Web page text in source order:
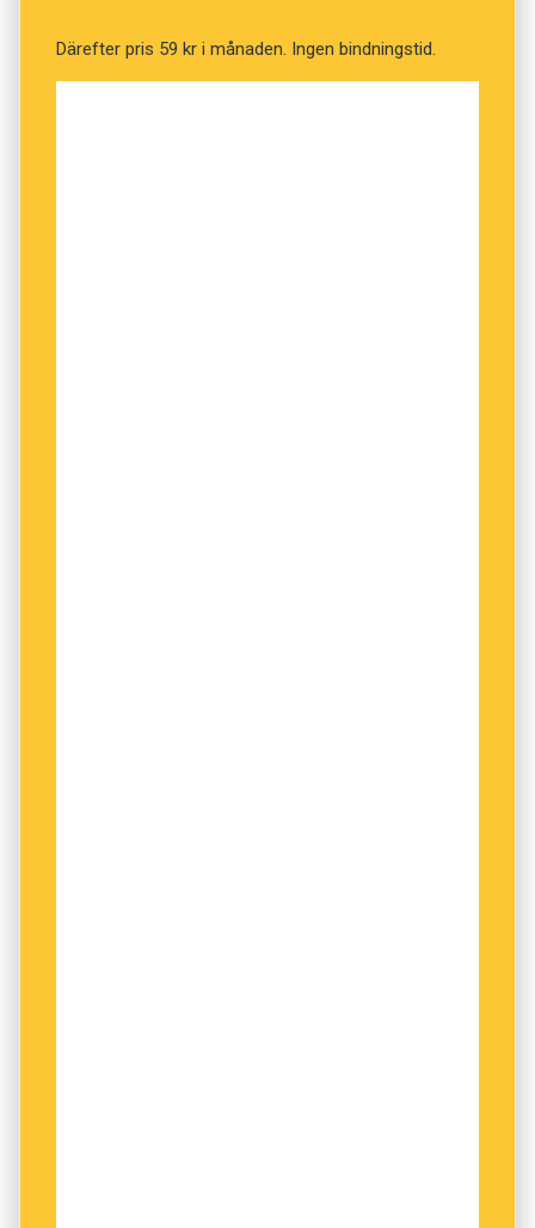
Därefter pris 59 kr i månaden. Ingen bindningstid.